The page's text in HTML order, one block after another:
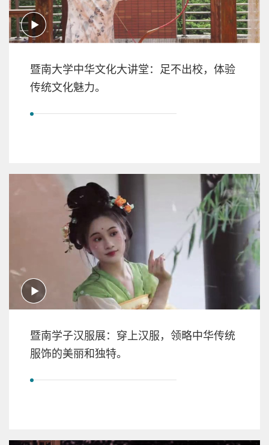
暨南大学中华文化大讲堂：足不出校，体验
传统文化魅力。
暨南学子汉服展：穿上汉服，领略中华传统
服饰的美丽和独特。